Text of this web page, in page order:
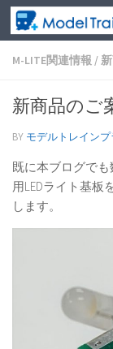
M-LITE関連情報 /
新商品のご
BY モデルトレインプ
既に本ブログでも
用LEDライト基板
します。